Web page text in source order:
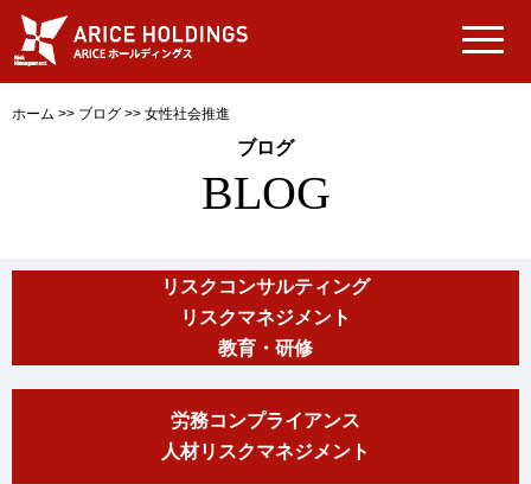
ホーム >> ブログ >> 女性社会推進
ブログ
BLOG
リスクコンサルティング
リスクマネジメント
教育・研修
労務コンプライアンス
人材リスクマネジメント